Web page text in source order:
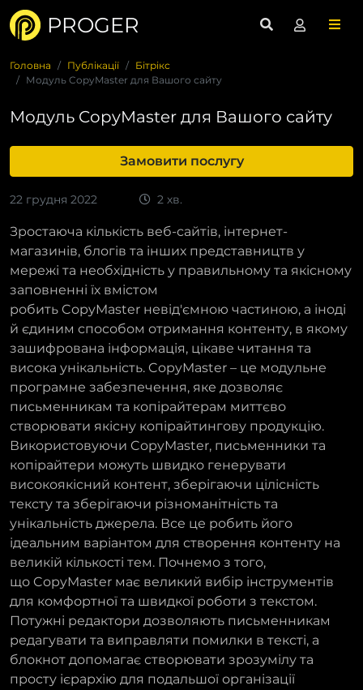
PROGER
Головна Публікації
Бітрікс
Модуль CopyMaster для Вашого сайту
Модуль CopyMaster для Вашого сайту
Замовити послугу
22 грудня 2022 2 хв.
Зростаюча кількість веб-сайтів, інтернет-
магазинів, блогів та інших представництв у
мережі та необхідність у правильному та якісному
заповненні їх вмістом
робить CopyMaster невід'ємною частиною, а іноді
й єдиним способом отримання контенту, в якому
зашифрована інформація, цікаве читання та
висока унікальність. CopyMaster – це модульне
програмне забезпечення, яке дозволяє
письменникам та копірайтерам миттєво
створювати якісну копірайтингову продукцію.
Використовуючи CopyMaster, письменники та
копірайтери можуть швидко генерувати
високоякісний контент, зберігаючи цілісність
тексту та зберігаючи різноманітність та
унікальність джерела. Все це робить його
ідеальним варіантом для створення контенту на
великій кількості тем. Почнемо з того,
що CopyMaster має великий вибір інструментів
для комфортної та швидкої роботи з текстом.
Потужні редактори дозволяють письменникам
редагувати та виправляти помилки в тексті, а
блокнот допомагає створювати зрозумілу та
просту ієрархію для подальшої організації